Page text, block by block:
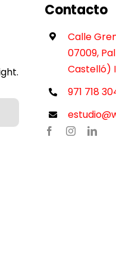
Contacto
Calle
07009,
Castelló)
971 718